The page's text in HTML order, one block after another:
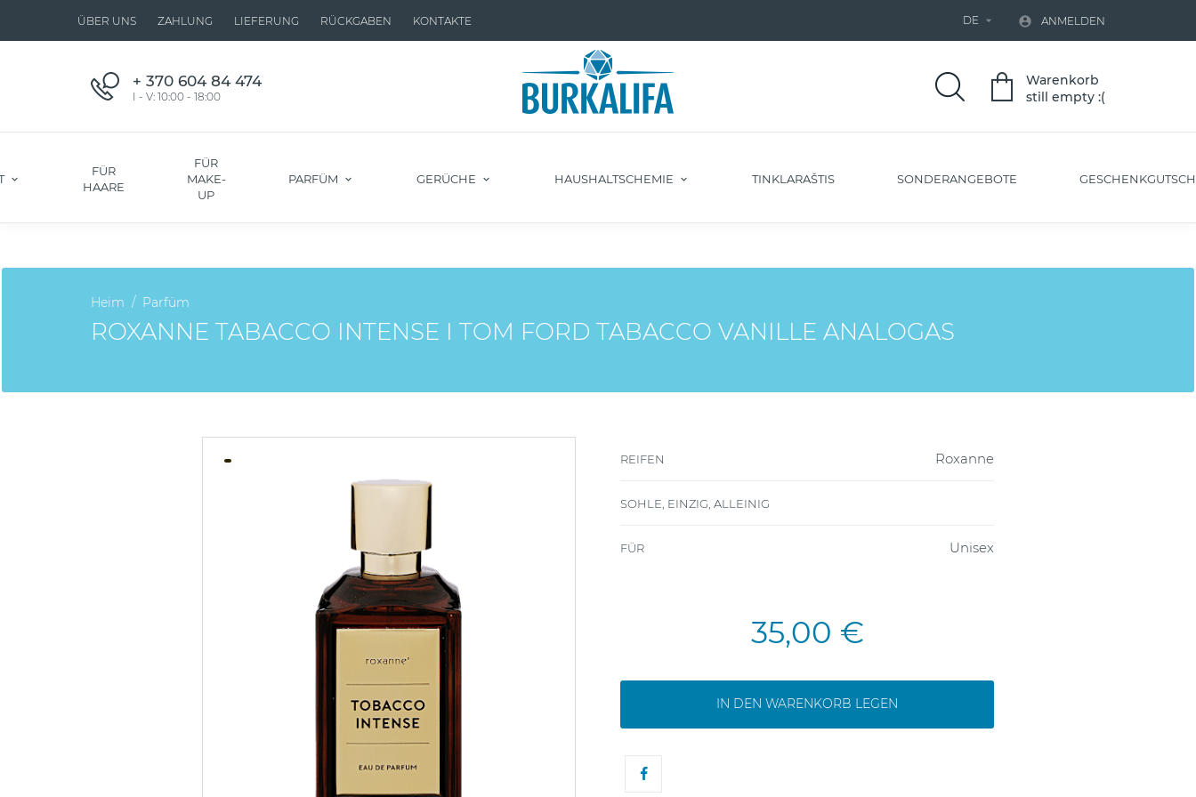
ÜBER UNS ZAHLUNG LIEFERUNG RÜCKGABEN KONTAKTE DE   ANMELDEN
+ 370 604 84 474
I - V: 10:00 - 18:00
Warenkorb
still empty :(
FÜR
HAARE
FÜR
MAKE-
UP
PARFÜM GERÜCHE HAUSHALTSCHEMIE TINKLARAŠTIS SONDERANGEBOTE
Heim Parfüm
ROXANNE TABACCO INTENSE I TOM FORD TABACCO VANILLE ANALOGAS
REIFEN Roxanne
SOHLE, EINZIG, ALLEINIG
FÜR Unisex
35,00 €
IN DEN WARENKORB LEGEN